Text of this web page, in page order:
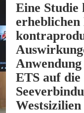
Eine Studie
ETS auf die